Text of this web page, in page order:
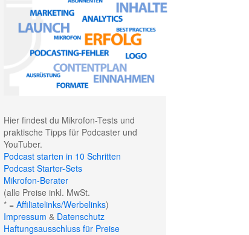
Hier findest du Mikrofon-Tests und
praktische Tipps für Podcaster und
YouTuber.
Podcast starten in 10 Schritten
Podcast Starter-Sets
Mikrofon-Berater
(alle Preise inkl. MwSt.
* = Affiliatelinks/Werbelinks)
Impressum & Datenschutz
Haftungsausschluss für Preise